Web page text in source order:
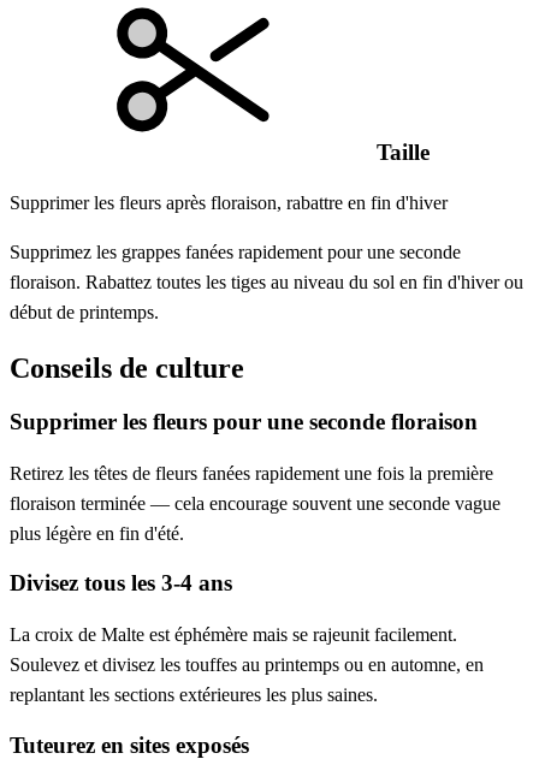
Taille
Supprimer les fleurs après floraison, rabattre en fin d'hiver
Supprimez les grappes fanées rapidement pour une seconde
floraison. Rabattez toutes les tiges au niveau du sol en fin d'hiver ou
début de printemps.
Conseils de culture
Supprimer les fleurs pour une seconde floraison
Retirez les têtes de fleurs fanées rapidement une fois la première
floraison terminée — cela encourage souvent une seconde vague
plus légère en fin d'été.
Divisez tous les 3-4 ans
La croix de Malte est éphémère mais se rajeunit facilement.
Soulevez et divisez les touffes au printemps ou en automne, en
replantant les sections extérieures les plus saines.
Tuteurez en sites exposés